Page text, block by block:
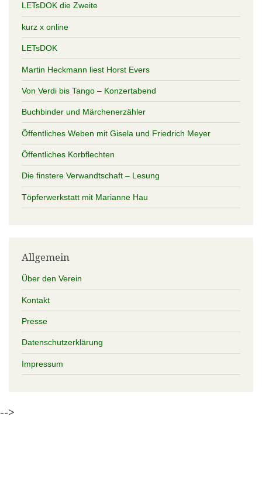
LETsDOK die Zweite
kurz x online
LETsDOK
Martin Heckmann liest Horst Evers
Von Verdi bis Tango – Konzertabend
Buchbinder und Märchenerzähler
Öffentliches Weben mit Gisela und Friedrich Meyer
Öffentliches Korbflechten
Die finstere Verwandtschaft – Lesung
Töpferwerkstatt mit Marianne Hau
Allgemein
Über den Verein
Kontakt
Presse
Datenschutzerklärung
Impressum
-->